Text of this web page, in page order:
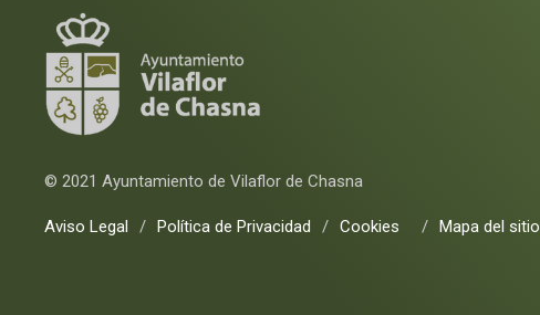
© 2021 Ayuntamiento de Vilaflor de Chasna
Aviso Legal / Política de Privacidad / Cookies / Mapa del sitio